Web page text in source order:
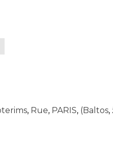
, Rue, PARIS, (Baltos,